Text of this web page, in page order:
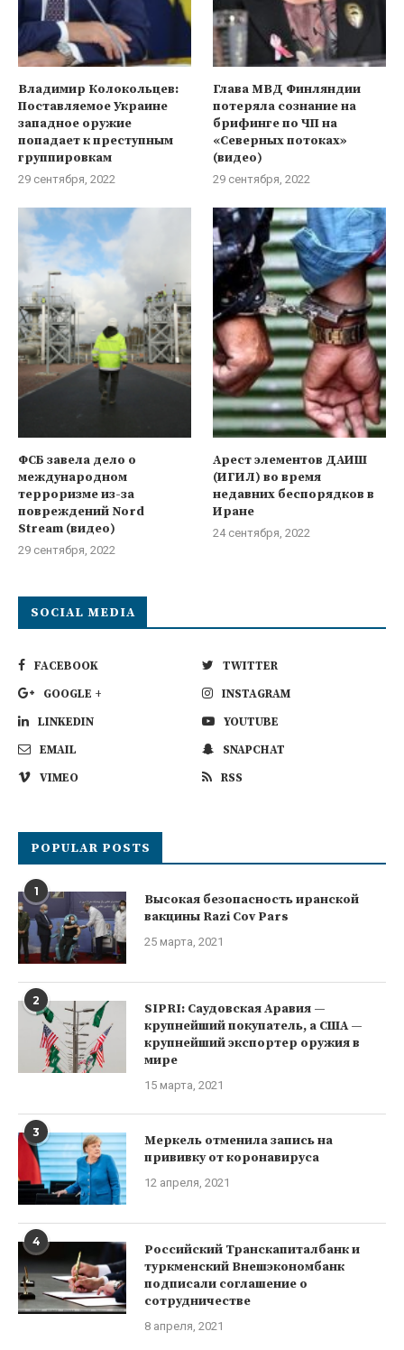
Владимир Колокольцев:
Поставляемое Украине
западное оружие
попадает к преступным
группировкам
29 сентября, 2022
Глава МВД Финляндии
потеряла сознание на
брифинге по ЧП на
«Северных потоках»
(видео)
29 сентября, 2022
ФСБ завела дело о
международном
терроризме из-за
повреждений Nord
Stream (видео)
29 сентября, 2022
Арест элементов ДАИШ
(ИГИЛ) во время
недавних беспорядков в
Иране
24 сентября, 2022
SOCIAL MEDIA
FACEBOOK
TWITTER
GOOGLE +
INSTAGRAM
LINKEDIN
YOUTUBE
EMAIL
SNAPCHAT
VIMEO
RSS
POPULAR POSTS
1
Высокая безопасность иранской
вакцины Razi Cov Pars
25 марта, 2021
2
SIPRI: Саудовская Аравия —
крупнейший покупатель, а США —
крупнейший экспортер оружия в
мире
15 марта, 2021
3
Меркель отменила запись на
прививку от коронавируса
12 апреля, 2021
4
Российский Транскапиталбанк и
туркменский Внешэкономбанк
подписали соглашение о
сотрудничестве
8 апреля, 2021